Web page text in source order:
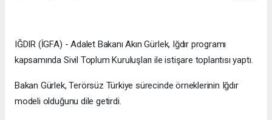
IĞDIR (İGFA) - Adalet Bakanı Akın Gürlek, Iğdır programı
kapsamında Sivil Toplum Kuruluşları ile istişare toplantısı yaptı.
Bakan Gürlek, Terörsüz Türkiye sürecinde örneklerinin Iğdır
modeli olduğunu dile getirdi.